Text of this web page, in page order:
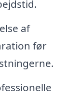
af
før